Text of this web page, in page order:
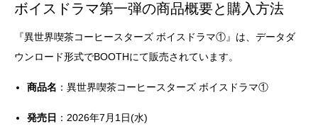
ボイスドラマ第一弾の商品概要と購入方法
『異世界喫茶コーヒースターズ ボイスドラマ①』は、データダ
ウンロード形式でBOOTHにて販売されています。
商品名 ：異世界喫茶コーヒースターズ ボイスドラマ①
発売日 ：2026年7月1日(水)